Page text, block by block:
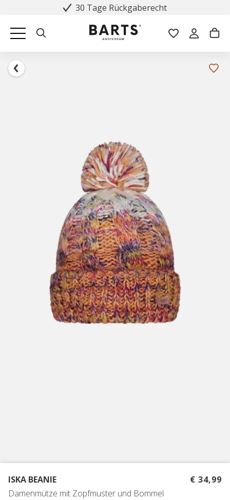
30 Tage Rückgaberecht
ISKA BEANIE
Damenmütze mit Zopfmuster und Bommel
€ 34,99